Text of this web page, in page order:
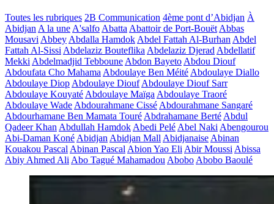
Toutes les rubriques 2B Communication 4ème pont d’Abidjan À
Abidjan A la une A'salfo Abatta Abattoir de Port-Bouët Abbas
Mousavi Abbey Abdalla Hamdok Abdel Fattah Al-Burhan Abdel
Fattah Al-Sissi Abdelaziz Bouteflika Abdelaziz Djerad Abdellatif
Mekki Abdelmadjid Tebboune Abdon Bayeto Abdou Diouf
Abdoufata Cho Mahama Abdoulaye Ben Méité Abdoulaye Diallo
Abdoulaye Diop Abdoulaye Diouf Abdoulaye Diouf Sarr
Abdoulaye Kouyaté Abdoulaye Maïga Abdoulaye Traoré
Abdoulaye Wade Abdourahmane Cissé Abdourahmane Sangaré
Abdourhamane Ben Mamata Touré Abdrahamane Berté Abdul
Qadeer Khan Abdullah Hamdok Abedi Pelé Abel Naki Abengourou
Abi-Daman Koné Abidjan Abidjan Mall Abidjanaise Abinan
Kouakou Pascal Abinan Pascal Abion Yao Eli Abir Moussi Abissa
Abiy Ahmed Ali Abo Tagué Mahamadou Abobo Abobo Baoulé